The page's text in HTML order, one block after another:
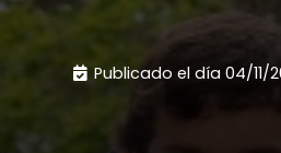
Publicado el día 04/11/